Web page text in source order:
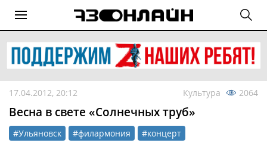
17.04.2012, 20:12 Культура 2064
Весна в свете «Солнечных труб»
#Ульяновск #филармония #концерт